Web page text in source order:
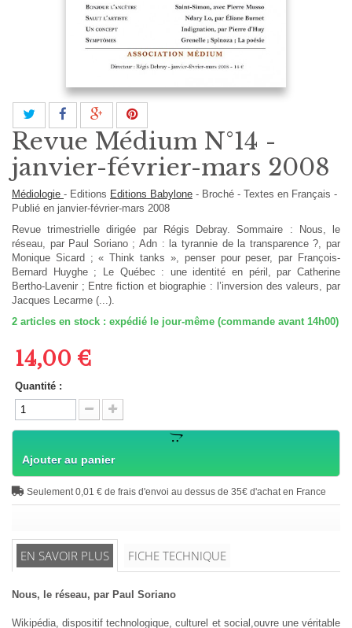
Revue Médium N°14 -
janvier-février-mars 2008
Médiologie - Editions Editions Babylone - Broché - Textes en Français -
Publié en janvier-février-mars 2008
Revue trimestrielle dirigée par Régis Debray. Sommaire : Nous, le
réseau, par Paul Soriano ; Adn : la tyrannie de la transparence ?, par
Monique Sicard ; « Think tanks », penser pour peser, par François-
Bernard Huyghe ; Le Québec : une identité en péril, par Catherine
Bertho-Lavenir ; Entre fiction et biographie : l’inversion des valeurs, par
Jacques Lecarme (...).
2 articles en stock : expédié le jour-même (commande avant 14h00)
14,00 €
Quantité :
Ajouter au panier
Seulement 0,01 € de frais d'envoi au dessus de 35€ d'achat en France
EN SAVOIR PLUS FICHE TECHNIQUE
Nous, le réseau, par Paul Soriano
Wikipédia, dispositif technologique, culturel et social,ouvre une véritable